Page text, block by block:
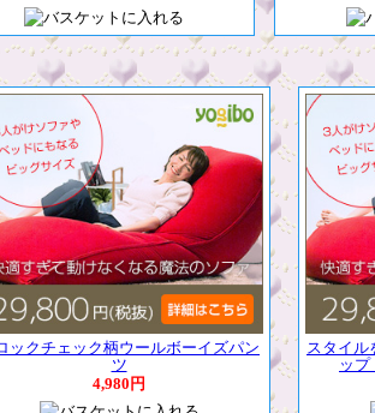
ックチェック柄ウールボーイズパン
ツ
4,980円
スタイル
ップ